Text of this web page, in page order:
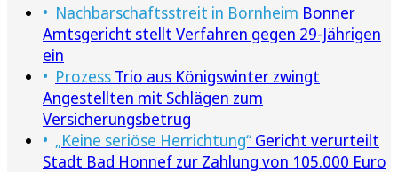
Nachbarschaftsstreit in Bornheim Bonner
Amtsgericht stellt Verfahren gegen 29-Jährigen
ein
Prozess Trio aus Königswinter zwingt
Angestellten mit Schlägen zum
Versicherungsbetrug
„Keine seriöse Herrichtung“ Gericht verurteilt
Stadt Bad Honnef zur Zahlung von 105.000 Euro